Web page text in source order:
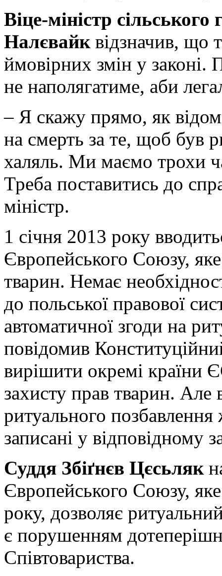
Віце-міністр
Налєвайквідзначив, що
ймовірних змін у законі.
не наполягатиме, аби
– Я скажу прямо, як
на смерть за те, щоб був
халяль. Ми маємо трохи
Треба поставитись до
міністр.
1 січня 2013 року
Європейського Союзу,
тварин. Немає
до польської правової
автоматичної згоди на
повідомив
вирішити окремі країни
захисту прав тварин. Але
ритуального
записані у відповідному
Суддя Збіґнєв Цєсьляк
Європейського Союзу,
року, дозволяє
є порушенням
Співтовариства.